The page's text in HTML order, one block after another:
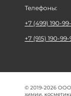
Телефоны:
+7 (499) 190-
+7 (915) 190-
© 2019-2026
химии,